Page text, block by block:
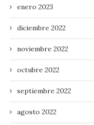
enero 2023
diciembre 2022
noviembre 2022
octubre 2022
septiembre 2022
agosto 2022